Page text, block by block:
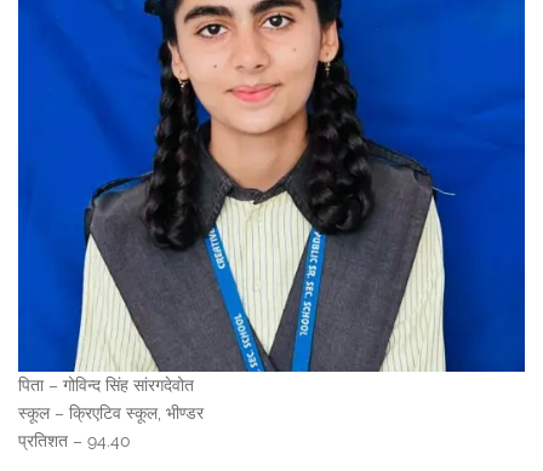
पिता – गोविन्द सिंह सांरगदेवोत
स्कूल – क्रिएटिव स्कूल, भीण्डर
प्रतिशत – 94.40